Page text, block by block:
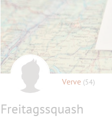
Verve (54)
Freitagssquash